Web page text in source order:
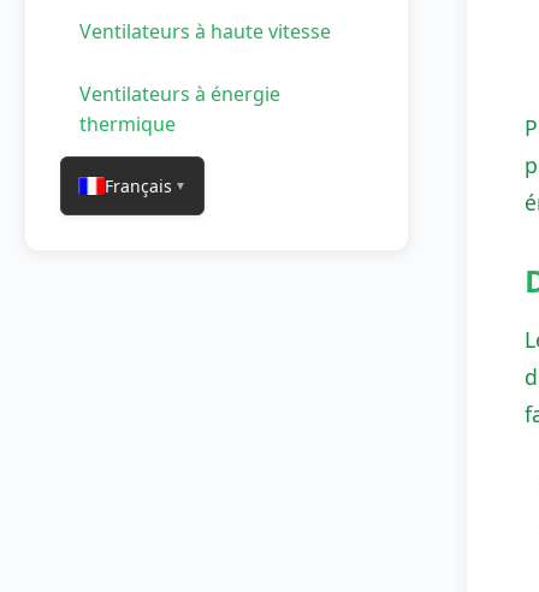
Ventilateurs à haute vitesse
Ventilateurs à énergie
thermique
Français ▼